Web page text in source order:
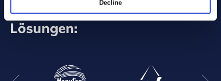
Decline
Sie verwenden bereits unsere
Lösungen: